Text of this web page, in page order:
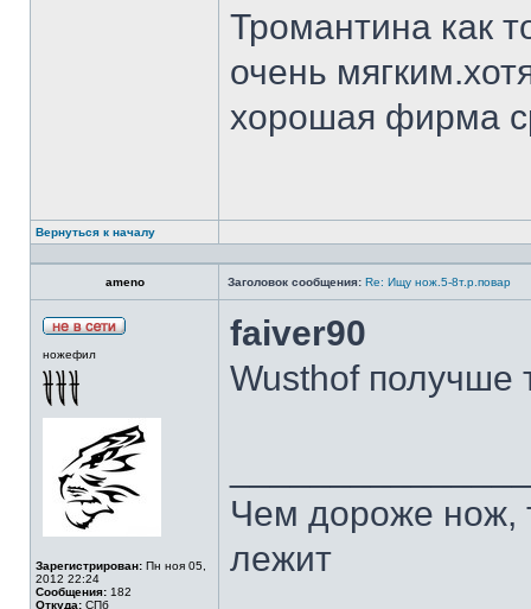
Тромантина как
очень
хорошая фирма
Вернуться к началу
ameno Заголовок сообщения: Re: Ищу нож.5-8т.р.повар
ножефил
Зарегистрирован: Пн ноя 05,
2012 22:24
Сообщения: 182
Откуда: СПб
faiver90
Wusthof получше
Чем дороже нож,
лежит